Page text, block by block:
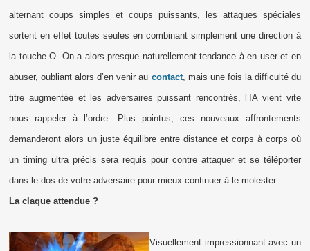
alternant coups simples et coups puissants, les attaques spéciales
sortent en effet toutes seules en combinant simplement une direction à
la touche O. On a alors presque naturellement tendance à en user et en
abuser, oubliant alors d’en venir au contact, mais une fois la difficulté du
titre augmentée et les adversaires puissant rencontrés, l’IA vient vite
nous rappeler à l’ordre. Plus pointus, ces nouveaux affrontements
demanderont alors un juste équilibre entre distance et corps à corps où
un timing ultra précis sera requis pour contre attaquer et se téléporter
dans le dos de votre adversaire pour mieux continuer à le molester.
La claque attendue ?
Visuellement impressionnant avec un